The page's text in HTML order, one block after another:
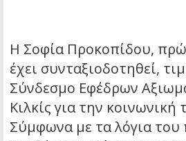
Η Σοφία Προκοπίδου,
έχει συνταξιοδοτηθεί,
Σύνδεσμο Εφέδρων
Κιλκίς για την
Σύμφωνα με τα λόγια